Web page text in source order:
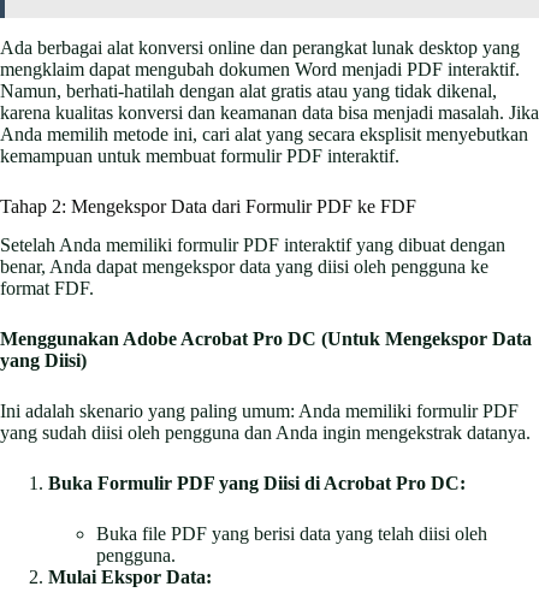
Ada berbagai alat konversi online dan perangkat lunak desktop yang
mengklaim dapat mengubah dokumen Word menjadi PDF interaktif.
Namun, berhati-hatilah dengan alat gratis atau yang tidak dikenal,
karena kualitas konversi dan keamanan data bisa menjadi masalah. Jika
Anda memilih metode ini, cari alat yang secara eksplisit menyebutkan
kemampuan untuk membuat formulir PDF interaktif.
Tahap 2: Mengekspor Data dari Formulir PDF ke FDF
Setelah Anda memiliki formulir PDF interaktif yang dibuat dengan
benar, Anda dapat mengekspor data yang diisi oleh pengguna ke
format FDF.
Menggunakan Adobe Acrobat Pro DC (Untuk Mengekspor Data
yang Diisi)
Ini adalah skenario yang paling umum: Anda memiliki formulir PDF
yang sudah diisi oleh pengguna dan Anda ingin mengekstrak datanya.
Buka Formulir PDF yang Diisi di Acrobat Pro DC:
Buka file PDF yang berisi data yang telah diisi oleh
pengguna.
Mulai Ekspor Data: